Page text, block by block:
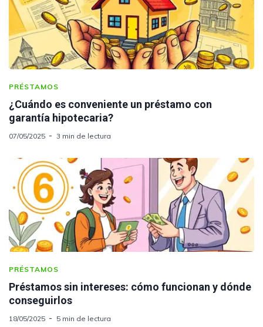
PRÉSTAMOS
¿Cuándo es conveniente un préstamo con
garantía hipotecaria?
07/05/2025 3 min de lectura
PRÉSTAMOS
Préstamos sin intereses: cómo funcionan y dónde
conseguirlos
18/05/2025 5 min de lectura